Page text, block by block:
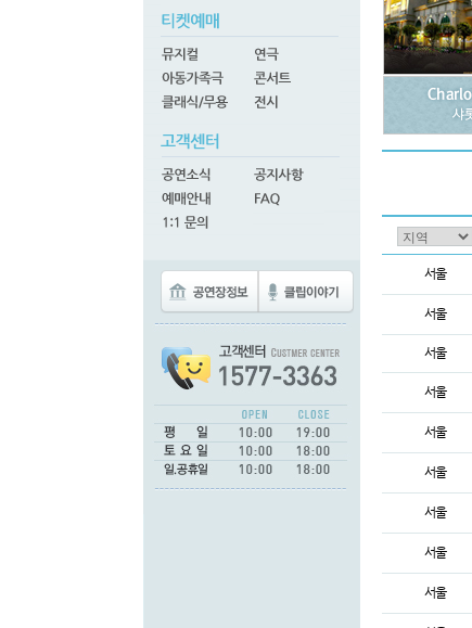
서울
서울
서울
서울
서울
서울
서울
서울
서울